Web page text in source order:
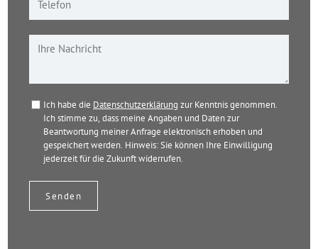
Ich habe die Datenschutzerklärung zur Kenntnis genommen.
Ich stimme zu, dass meine Angaben und Daten zur
Beantwortung meiner Anfrage elektronisch erhoben und
gespeichert werden. Hinweis: Sie können Ihre Einwilligung
jederzeit für die Zukunft widerrufen.